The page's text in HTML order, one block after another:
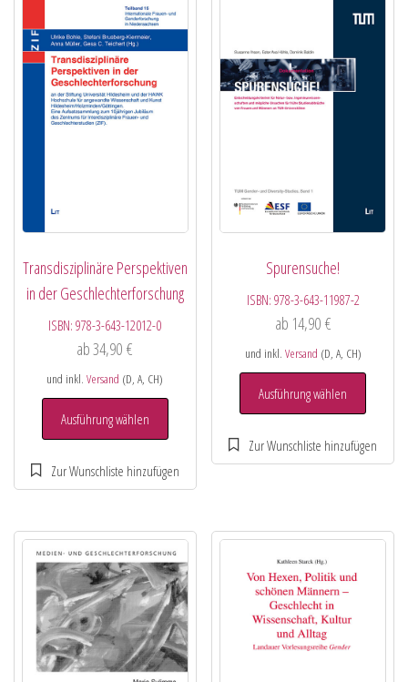
Transdisziplinäre Perspektiven
in der Geschlechterforschung
ISBN:978-3-643-12012-0
ab34,90€
und inkl.Versand (D, A, CH)
Ausführung wählen
Spurensuche!
ISBN: 978-3-643-11987-2
ab 14,90 €
und inkl. Versand (D, A, CH)
Ausführung wählen